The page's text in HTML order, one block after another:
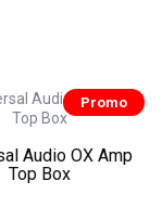
Promo
Audio OX Amp
Top Box